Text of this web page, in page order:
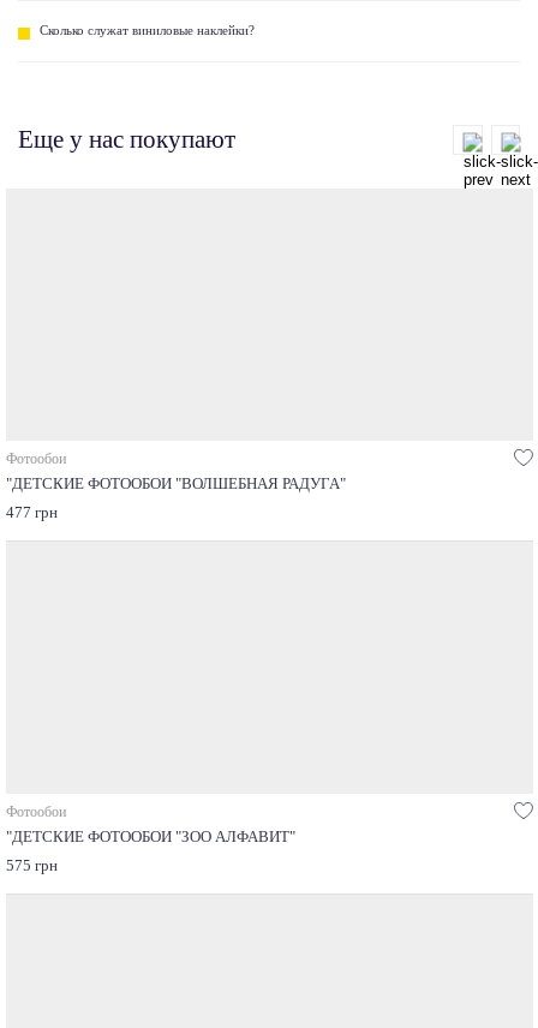
Сколько служат виниловые наклейки?
Еще у нас покупают
Фотообои
"ДЕТСКИЕ ФОТООБОИ "ВОЛШЕБНАЯ РАДУГА"
477 грн
Фотообои
"ДЕТСКИЕ ФОТООБОИ "ЗОО АЛФАВИТ"
575 грн